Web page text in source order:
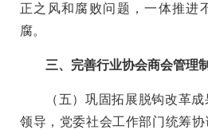
正之风和腐败问题，一体推进
腐。
三、完善行业协会商会管理
（五）巩固拓展脱钩改革
领导，党委社会工作部门统筹